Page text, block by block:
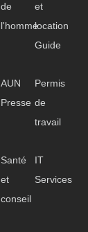
de
l'homme
et
location
Guide
AUN
Presse
Permis
de
travail
Santé
et
conseil
IT
Services